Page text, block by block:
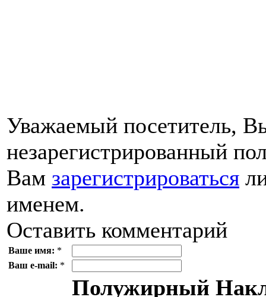
Уважаемый посетитель,
незарегистрированный
Вам зарегистрироваться
именем.
Оставить комментарий
Ваше имя: *
Ваш e-mail: *
Полужирный